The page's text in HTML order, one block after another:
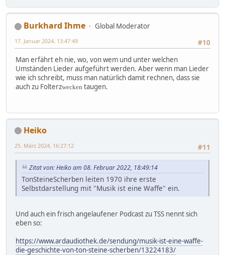
Burkhard Ihme
Global Moderator
#10
17. Januar 2024, 13:47:49
Man erfährt eh nie, wo, von wem und unter welchen
Umständen Lieder aufgeführt werden. Aber wenn man Lieder
wie ich schreibt, muss man natürlich damit rechnen, dass sie
auch zu Folterzwecken taugen.
Heiko
#11
25. März 2024, 16:27:12
Zitat von: Heiko am 08. Februar 2022, 18:49:14
TonSteineScherben leiten 1970 ihre erste
Selbstdarstellung mit "Musik ist eine Waffe" ein.
Und auch ein frisch angelaufener Podcast zu TSS nennt sich
eben so:
https://www.ardaudiothek.de/sendung/musik-ist-eine-waffe-
die-geschichte-von-ton-steine-scherben/13224183/